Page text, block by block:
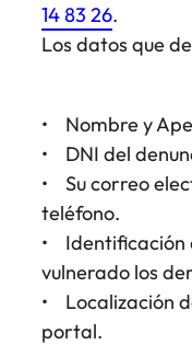
14 83 26.
Los datos que
• Nombre y
• DNI del
• Su correo
teléfono.
• Identificación
vulnerado los
• Localización
portal.